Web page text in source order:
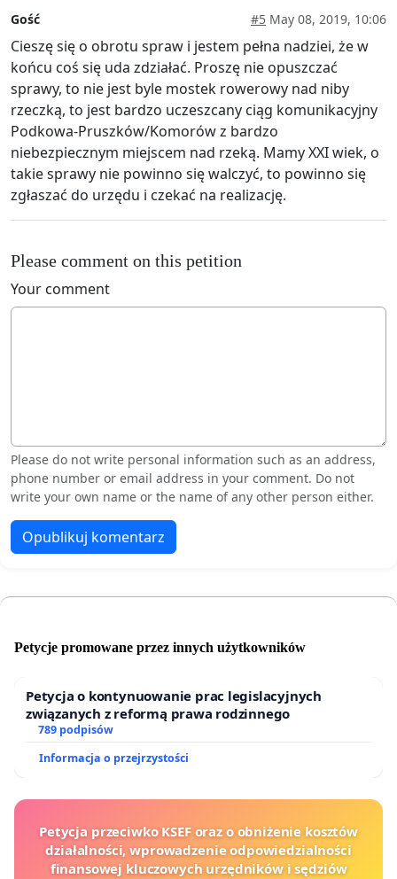
Gość #5 May 08, 2019, 10:06
Cieszę się o obrotu spraw i jestem pełna nadziei, że w
końcu coś się uda zdziałać. Proszę nie opuszczać
sprawy, to nie jest byle mostek rowerowy nad niby
rzeczką, to jest bardzo uczeszcany ciąg komunikacyjny
Podkowa-Pruszków/Komorów z bardzo
niebezpiecznym miejscem nad rzeką. Mamy XXI wiek, o
takie sprawy nie powinno się walczyć, to powinno się
zgłaszać do urzędu i czekać na realizację.
Please comment on this petition
Your comment
Please do not write personal information such as an address,
phone number or email address in your comment. Do not
write your own name or the name of any other person either.
Opublikuj komentarz
Petycje promowane przez innych użytkowników
Petycja o kontynuowanie prac legislacyjnych
związanych z reformą prawa rodzinnego
789 podpisów
Informacja o przejrzystości
Petycja przeciwko KSEF oraz o obniżenie kosztów
działalności, wprowadzenie odpowiedzialności
finansowej kluczowych urzędników i sędziów